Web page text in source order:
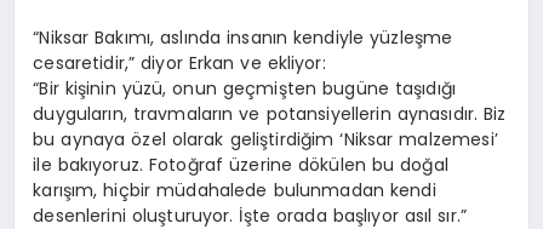
“Niksar Bakımı, aslında insanın kendiyle yüzleşme
cesaretidir,” diyor Erkan ve ekliyor:
“Bir kişinin yüzü, onun geçmişten bugüne taşıdığı
duyguların, travmaların ve potansiyellerin aynasıdır. Biz
bu aynaya özel olarak geliştirdiğim ‘Niksar malzemesi’
ile bakıyoruz. Fotoğraf üzerine dökülen bu doğal
karışım, hiçbir müdahalede bulunmadan kendi
desenlerini oluşturuyor. İşte orada başlıyor asıl sır.”